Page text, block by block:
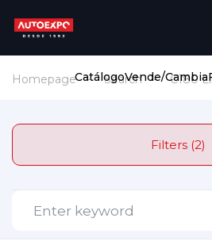
CatálogoVende/Cambia
Homepage Search C180
Filters (2)